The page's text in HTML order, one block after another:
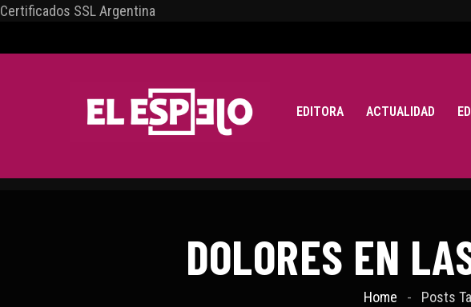
Certificados SSL Argentina
EDITORA ACTUALIDAD
DOLORES EN
Home Posts